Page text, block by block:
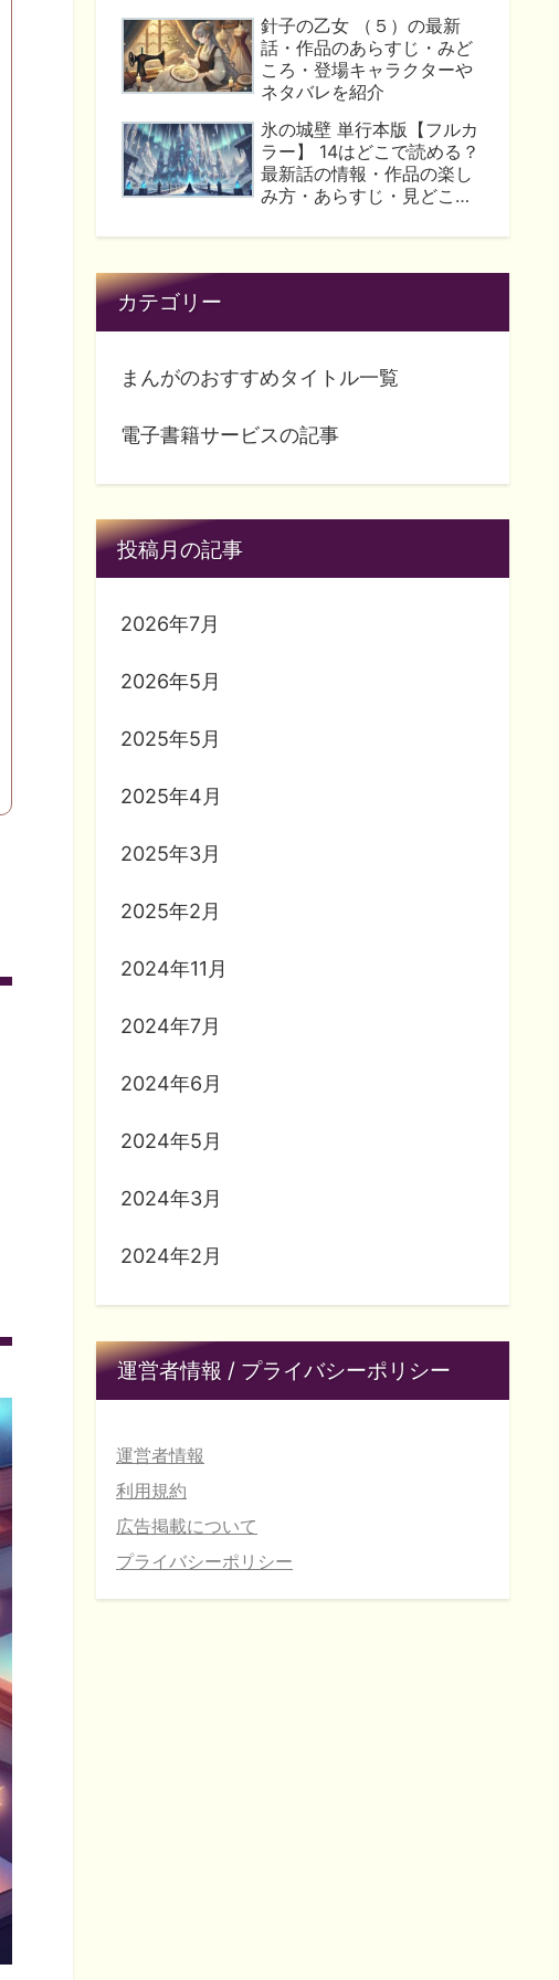
針子の乙女 （５）の最新
話・作品のあらすじ・みど
ころ・登場キャラクターや
ネタバレを紹介
氷の城壁 単行本版【フルカ
ラー】 14はどこで読める？
最新話の情報・作品の楽し
み方・あらすじ・見どこ
一挙紹介！
カテゴリー
まんがのおすすめタイトル一覧
電子書籍サービスの記事
投稿月の記事
2026年7月
2026年5月
2025年5月
2025年4月
2025年3月
2025年2月
2024年11月
2024年7月
2024年6月
2024年5月
2024年3月
2024年2月
運営者情報 / プライバシーポリシー
運営者情報
利用規約
広告掲載について
プライバシーポリシー